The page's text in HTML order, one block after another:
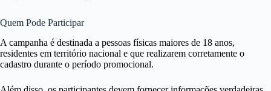
Quem Pode Participar
A campanha é destinada a pessoas físicas maiores de 18 anos,
residentes em território nacional e que realizarem corretamente o
cadastro durante o período promocional.